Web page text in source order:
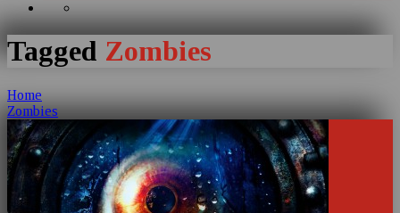
Tagged Zombies
Home
Zombies